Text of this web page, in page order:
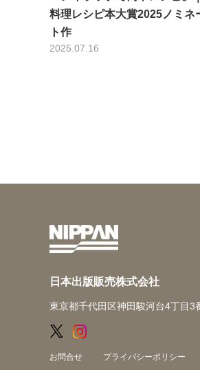
料理レシピ本大賞2025ノミネ
ト作
2025.07.16
日本出版販売株式会社
東京都千代田区神田駿河台4丁目3
お問合せ プライバシーポリシー